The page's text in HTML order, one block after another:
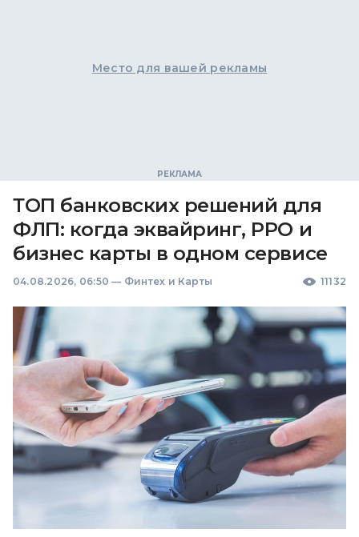
Место для вашей рекламы
ТОП банковских решений для
ФЛП: когда эквайринг, РРО и
бизнес карты в одном сервисе
04.08.2026, 06:50 — Финтех и Карты 11132